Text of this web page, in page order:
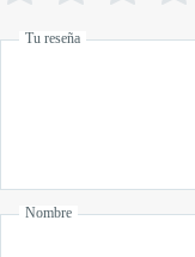
Tu reseña
Nombre